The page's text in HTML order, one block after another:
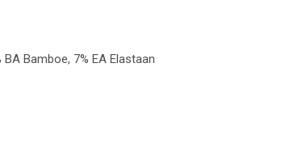
Bamboe, 7% EA Elastaan